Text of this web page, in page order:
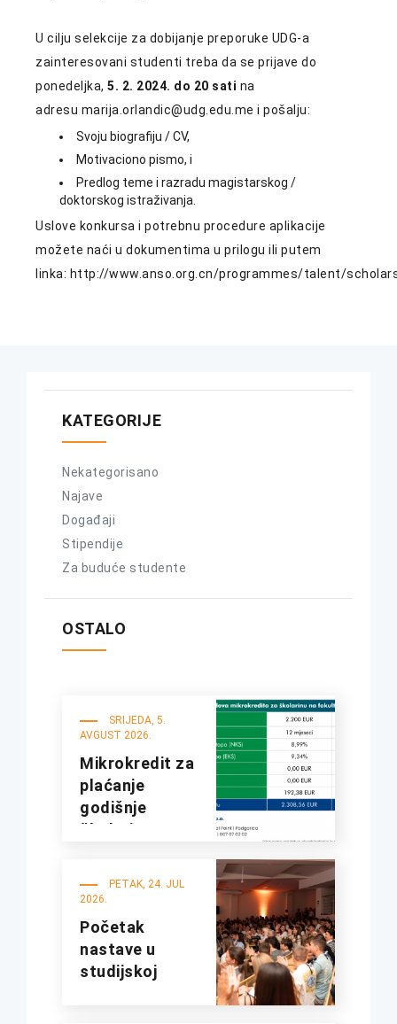
U cilju selekcije za dobijanje preporuke UDG-a
zainteresovani studenti treba da se prijave do
ponedeljka, 5. 2. 2024. do 20 sati na
adresu marija.orlandic@udg.edu.me i pošalju:
Svoju biografiju / CV,
Motivaciono pismo, i
Predlog teme i razradu magistarskog /
doktorskog istraživanja.
Uslove konkursa i potrebnu procedure aplikacije
možete naći u dokumentima u prilogu ili putem
linka: http://www.anso.org.cn/programmes/talent/
KATEGORIJE
Nekategorisano
Najave
Događaji
Stipendije
Za buduće studente
OSTALO
SRIJEDA, 5.
AVGUST 2026.
Mikrokredit za
plaćanje
godišnje
školarine na
PETAK, 24. JUL
2026.
Početak
nastave u
studijskoj